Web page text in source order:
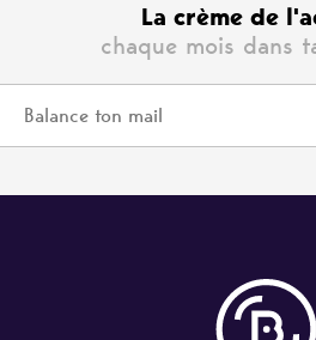
La crème de
chaque mois dans